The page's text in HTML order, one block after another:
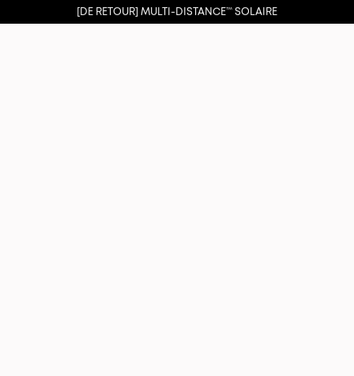
[DE RETOUR] MULTI-DISTANCE™ SOLAIRE